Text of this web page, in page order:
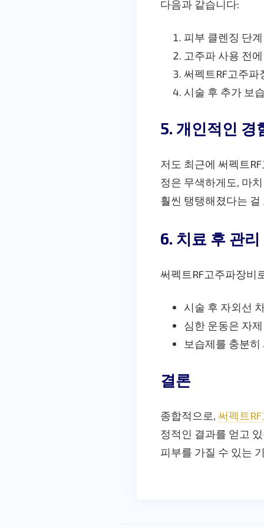
다음과 같습니다:
피부 클렌징 단계
고주파 사용 전
써펙트RF고주파
시술 후 추가 보
5. 개인적인 경
저도 최근에 써펙트
정은 무색하게도, 마
훨씬 탱탱해졌다는
6. 치료 후 관리
써펙트RF고주파장비
시술 후 자외선
심한 운동은 자제
보습제를 충분
결론
종합적으로, 써펙트
정적인 결과를 얻고
피부를 가질 수 있는